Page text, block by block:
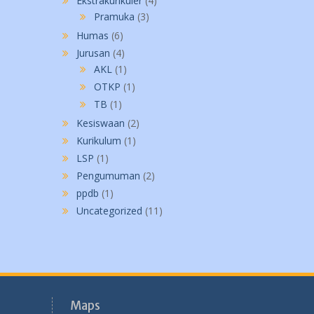
Pramuka (3)
Humas (6)
Jurusan (4)
AKL(1)
OTKP (1)
TB (1)
Kesiswaan (2)
Kurikulum (1)
LSP (1)
Pengumuman (2)
ppdb (1)
Uncategorized (11)
Maps